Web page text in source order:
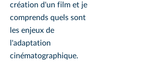
création d'un film et je
comprends quels sont
les enjeux de
l'adaptation
cinématographique.